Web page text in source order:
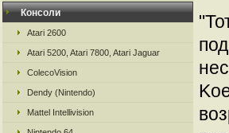
Консоли
Atari 2600
Atari 5200, Atari 7800, Atari Jaguar
ColecoVision
Dendy (Nintendo)
Mattel Intellivision